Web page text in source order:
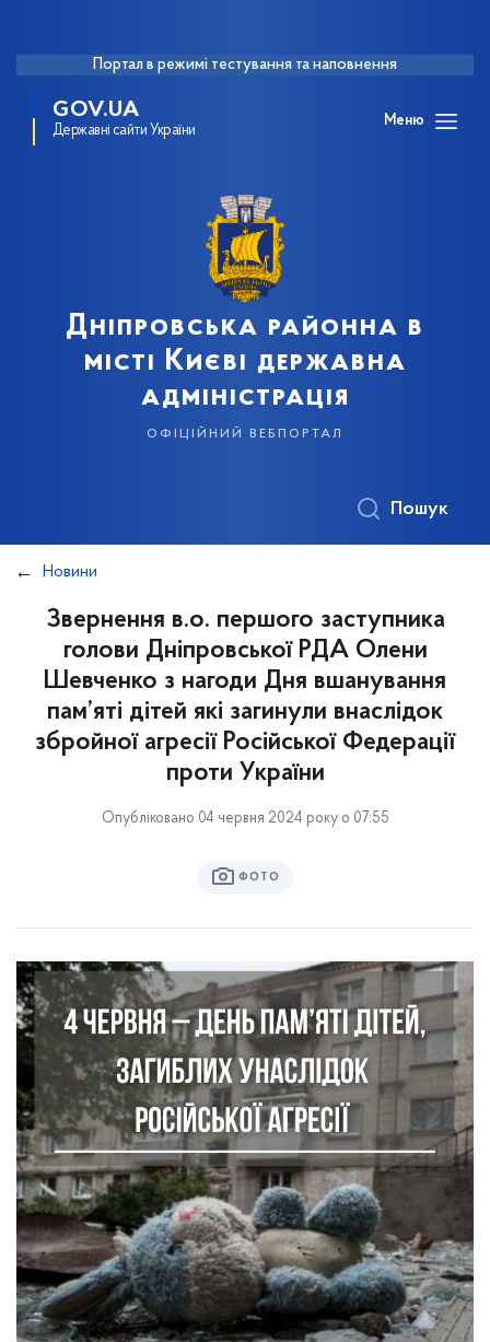
Портал в режимі тестування та наповнення
GOV.UA
Державні сайти України
Меню
Дніпровська районна в
місті Києві державна
адміністрація
офіційний вебпортал
Пошук
Новини
Звернення в.о. першого заступника
голови Дніпровської РДА Олени
Шевченко з нагоди Дня вшанування
пам’яті дітей які загинули внаслідок
збройної агресії Російської Федерації
проти України
Опубліковано 04 червня 2024 року о 07:55
ФОТО